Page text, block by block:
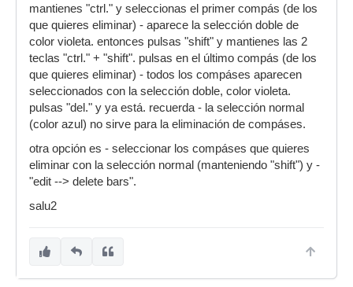
mantienes "ctrl." y seleccionas el primer compás (de los
que quieres eliminar) - aparece la selección doble de
color violeta. entonces pulsas "shift" y mantienes las 2
teclas "ctrl." + "shift". pulsas en el último compás (de los
que quieres eliminar) - todos los compáses aparecen
seleccionados con la selección doble, color violeta.
pulsas "del." y ya está. recuerda - la selección normal
(color azul) no sirve para la eliminación de compáses.
otra opción es - seleccionar los compáses que quieres
eliminar con la selección normal (manteniendo "shift") y -
"edit --> delete bars".
salu2